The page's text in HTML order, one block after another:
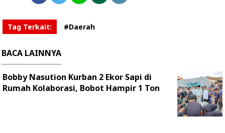
Tag Terkait: #Daerah
BACA LAINNYA
Bobby Nasution Kurban 2 Ekor Sapi di
Rumah Kolaborasi, Bobot Hampir 1 Ton